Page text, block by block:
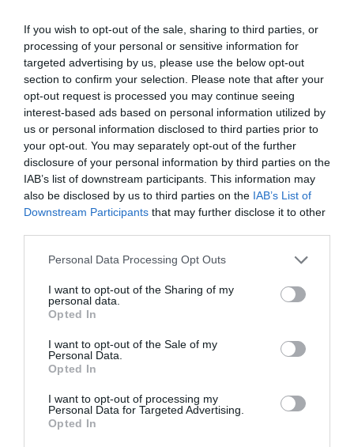
If you wish to opt-out of the sale, sharing to third parties, or
processing of your personal or sensitive information for
targeted advertising by us, please use the below opt-out
section to confirm your selection. Please note that after your
opt-out request is processed you may continue seeing
interest-based ads based on personal information utilized by
us or personal information disclosed to third parties prior to
your opt-out. You may separately opt-out of the further
disclosure of your personal information by third parties on the
IAB’s list of downstream participants. This information may
also be disclosed by us to third parties on the IAB’s List of
Downstream Participants that may further disclose it to other
Please note that this website/app uses one or more Google
not limited to your visit or usage behaviour. You may click to
grant or deny consent to Google and its third-party tags to
use your data for below specified purposes in below Google
consent section.
Personal Data Processing Opt Outs
I want to opt-out of the Sharing of my
personal data.
Opted In
I want to opt-out of the Sale of my
Personal Data.
Opted In
I want to opt-out of processing my
Personal Data for Targeted Advertising.
Opted In
Νέα εποχή στην πυρόσβεση: Το Canadair 515 με την
ελληνική σημαία κατασκευάζεται στον Καναδά
Η Βελμάρ προσφέρει τo νέο Fiat 500 Hybrid με τιμή από
€18.990 € και 8 χρόνια εργοστασιακή εγγύηση.
Aegean: Νέο ρεκόρ με πάνω από 2 εκατ. επιβάτες τον
Ιούλιο
Pierrakakis Asks European Commission to Extend Fiscal
Flexibility for Energy Resilience
από το Ταμείο Ανάκαμψης – Παλεύουμε τις φωτιές με
Στον ανακριτή οι επτά συλληφθέντες για τη φωτιά στη
Βοιωτία – Κατηγορούνται για θερμές εργασίες σε
υπαίθριο χώρο
ΠΑΣΟΚ για το ΟΣΔΕ: «Επικοινωνιακή φιέστα αντί για
Γεωργιάδης απαντά στο ΠΑΣΟΚ για τα «Σπιτάκια